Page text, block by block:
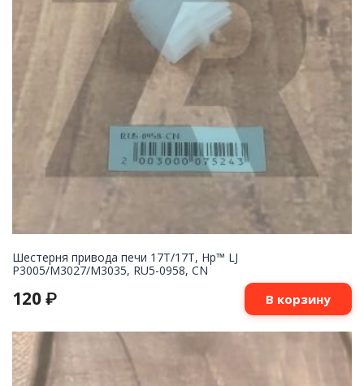
Шестерня привода печи 17T/17T, Hp™ LJ
P3005/M3027/M3035, RU5-0958, CN
120 ₽ В корзину